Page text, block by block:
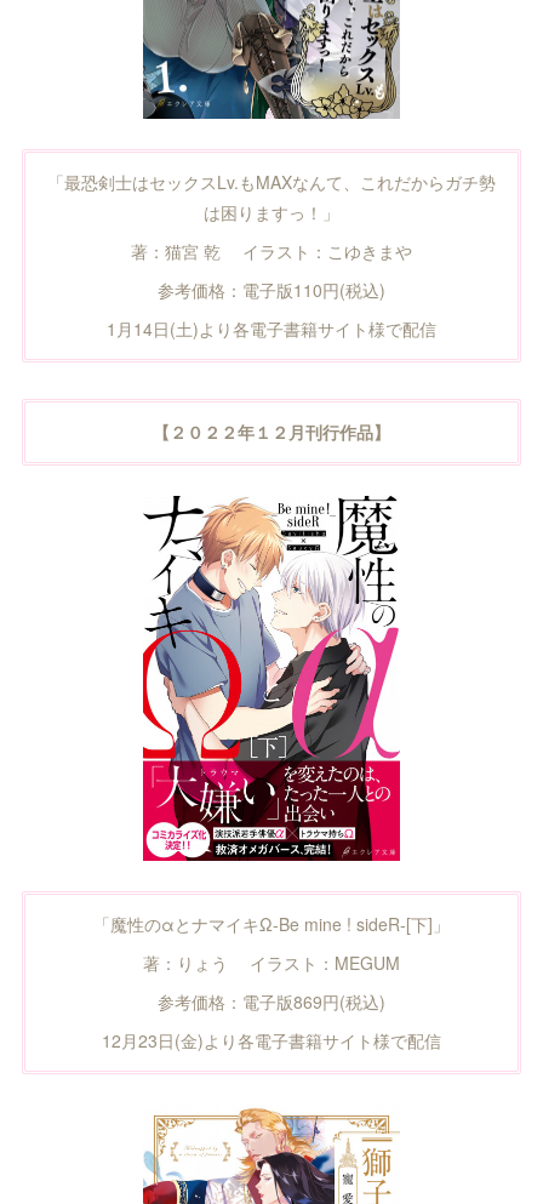
「最恐剣士はセックスLv.もMAXなんて、これだからガチ勢
は困りますっ！」
著：猫宮 乾 イラスト：こゆきまや
参考価格：電子版110円(税込)
1月14日(土)より各電子書籍サイト様で配信
【２０２２年１２月刊行作品】
「魔性のαとナマイキΩ-Be mine ! sideR-[下]」
著：りょう イラスト：MEGUM
参考価格：電子版869円(税込)
12月23日(金)より各電子書籍サイト様で配信